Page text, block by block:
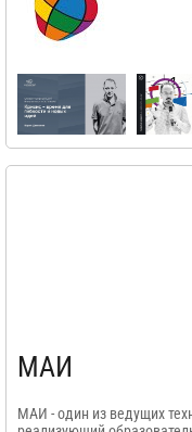
МАИ
МАИ - один из ведущих